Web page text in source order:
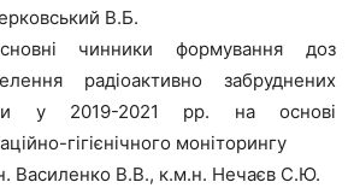
В.Б.
чинники формування доз
радіоактивно забруднених
у 2019-2021 рр. на основі
гігієнічного моніторингу
Василенко В.В., к.м.н. Нечаєв С.Ю.